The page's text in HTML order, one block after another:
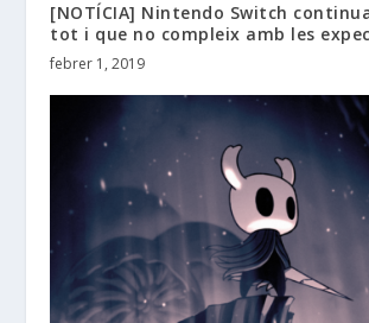
[NOTÍCIA] Nintendo Switch
tot i que no compleix amb les
febrer 1, 2019